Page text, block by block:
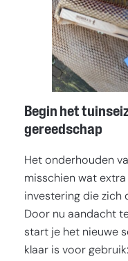
Begin het
gereedschap
Het onderhouden
misschien wat
investering die zich
Door nu aandacht
start je het nieuwe
klaar is voor